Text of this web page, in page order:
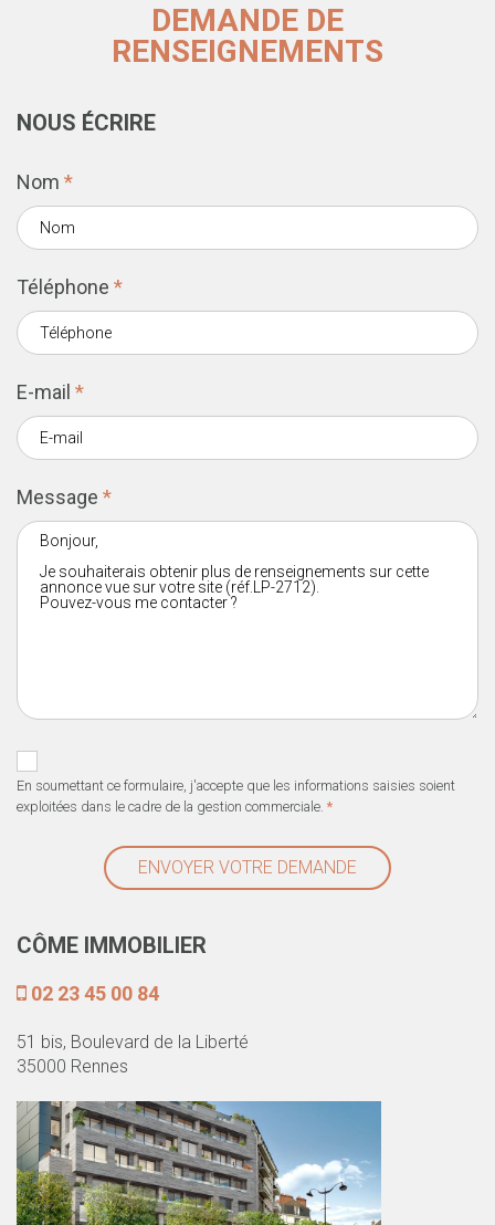
DEMANDE DE
RENSEIGNEMENTS
NOUS ÉCRIRE
Nom *
Téléphone *
E-mail *
Message *
En soumettant ce formulaire, j'accepte que les informations saisies soient
exploitées dans le cadre de la gestion commerciale. *
ENVOYER VOTRE DEMANDE
CÔME IMMOBILIER
02 23 45 00 84
51 bis, Boulevard de la Liberté
35000 Rennes